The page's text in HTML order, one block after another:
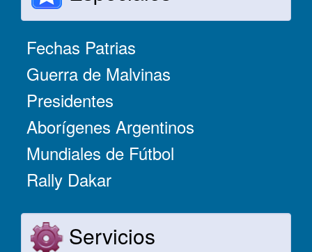
Fechas Patrias
Guerra de Malvinas
Presidentes
Aborígenes Argentinos
Mundiales de Fútbol
Rally Dakar
Servicios